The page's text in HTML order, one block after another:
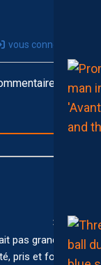
vous connecter
pas grand
pris et formé